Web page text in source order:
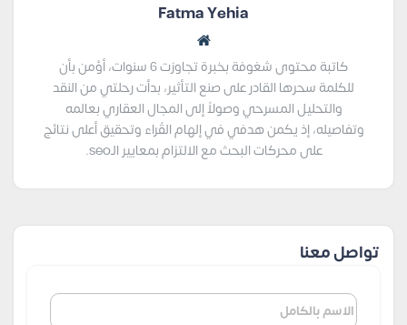
Fatma Yehia
كاتبة محتوى شغوفة بخبرة تجاوزت 6 سنوات، أؤمن بأن
للكلمة سحرها القادر على صنع التأثير، بدأت رحلتي من النقد
والتحليل المسرحي وصولاً إلى المجال العقاري بعالمه
وتفاصيله، إذ يكمن هدفي في إلهام القُراء وتحقيق أعلى نتائج
على محركات البحث مع الالتزام بمعايير الـseo.
تواصل معنا